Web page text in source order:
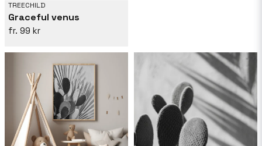
TREECHILD
Graceful venus
99 kr